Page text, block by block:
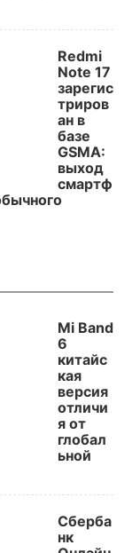
Redmi
Note 17
зарегис
триров
ан в
базе
GSMA:
выход
смартф
Mi Band
6
китайс
кая
версия
отличи
я от
глобал
ьной
Сберба
нк